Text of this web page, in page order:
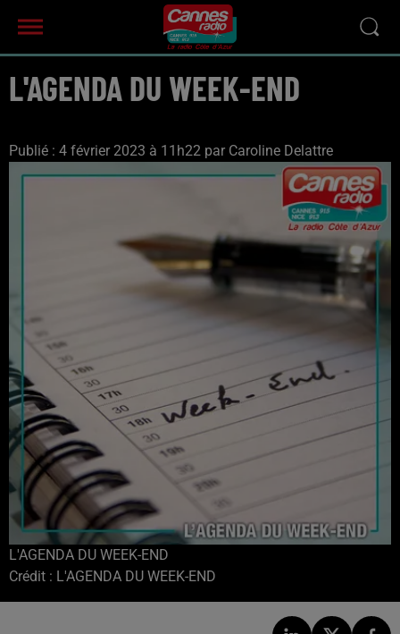
L'AGENDA DU WEEK-END
Publié : 4 février 2023 à 11h22 par Caroline Delattre
L'AGENDA DU WEEK-END
Crédit : L'AGENDA DU WEEK-END